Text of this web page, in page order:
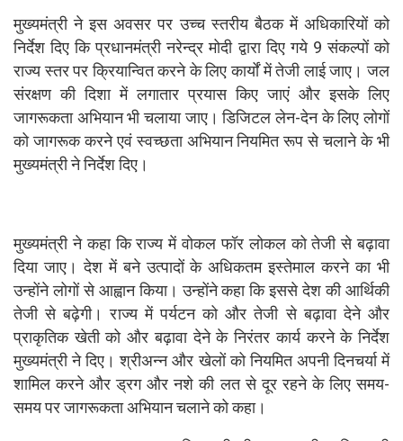
मुख्यमंत्री ने इस अवसर पर उच्च स्तरीय बैठक में अधिकारियों को
निर्देश दिए कि प्रधानमंत्री नरेन्द्र मोदी द्वारा दिए गये 9 संकल्पों को
राज्य स्तर पर क्रियान्वित करने के लिए कार्यों में तेजी लाई जाए। जल
संरक्षण की दिशा में लगातार प्रयास किए जाएं और इसके लिए
जागरूकता अभियान भी चलाया जाए। डिजिटल लेन-देन के लिए लोगों
को जागरूक करने एवं स्वच्छता अभियान नियमित रूप से चलाने के भी
मुख्यमंत्री ने निर्देश दिए।
मुख्यमंत्री ने कहा कि राज्य में वोकल फॉर लोकल को तेजी से बढ़ावा
दिया जाए। देश में बने उत्पादों के अधिकतम इस्तेमाल करने का भी
उन्होंने लोगों से आह्वान किया। उन्होंने कहा कि इससे देश की आर्थिकी
तेजी से बढ़ेगी। राज्य में पर्यटन को और तेजी से बढ़ावा देने और
प्राकृतिक खेती को और बढ़ावा देने के निरंतर कार्य करने के निर्देश
मुख्यमंत्री ने दिए। श्रीअन्न और खेलों को नियमित अपनी दिनचर्या में
शामिल करने और ड्रग और नशे की लत से दूर रहने के लिए समय-
समय पर जागरूकता अभियान चलाने को कहा।